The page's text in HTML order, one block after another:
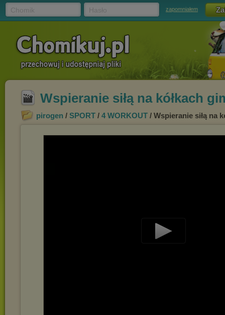
zapomniałem
Wspieranie siłą na kółkach
pirogen / SPORT / 4 WORKOUT / Wspieranie siłą na